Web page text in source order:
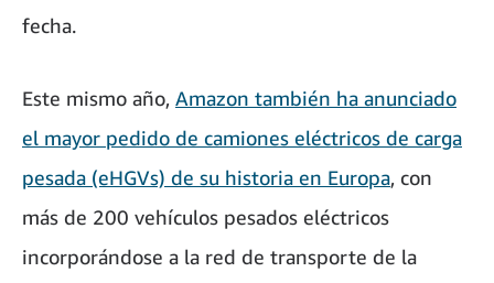
fecha.
Este mismo año, Amazon también ha anunciado
el mayor pedido de camiones eléctricos de carga
pesada (eHGVs) de su historia en Europa, con
más de 200 vehículos pesados eléctricos
incorporándose a la red de transporte de la